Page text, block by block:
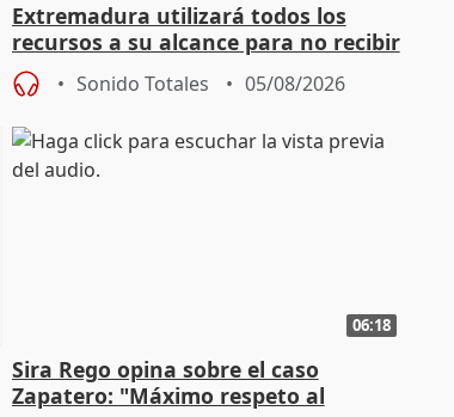
Extremadura utilizará todos los
recursos a su alcance para no recibir
más menores migrantes
Sonido Totales 05/08/2026
06:18
Sira Rego opina sobre el caso
Zapatero: "Máximo respeto al